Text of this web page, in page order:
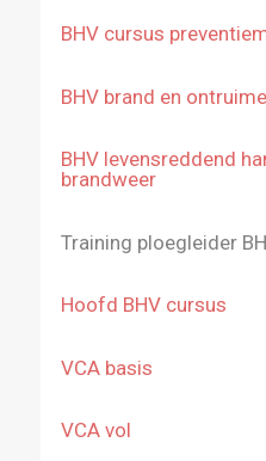
BHV cursus
BHV brand en
BHV levensreddend
brandweer
Training ploegleider
Hoofd BHV cursus
VCA basis
VCA vol